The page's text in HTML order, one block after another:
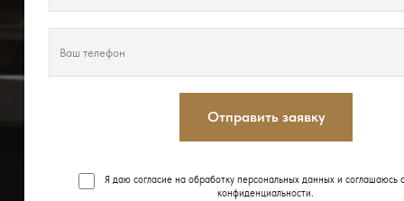
Отправить заявку
Я даю согласие на обработку персональных данных и соглашаюсь
конфиденциальности.